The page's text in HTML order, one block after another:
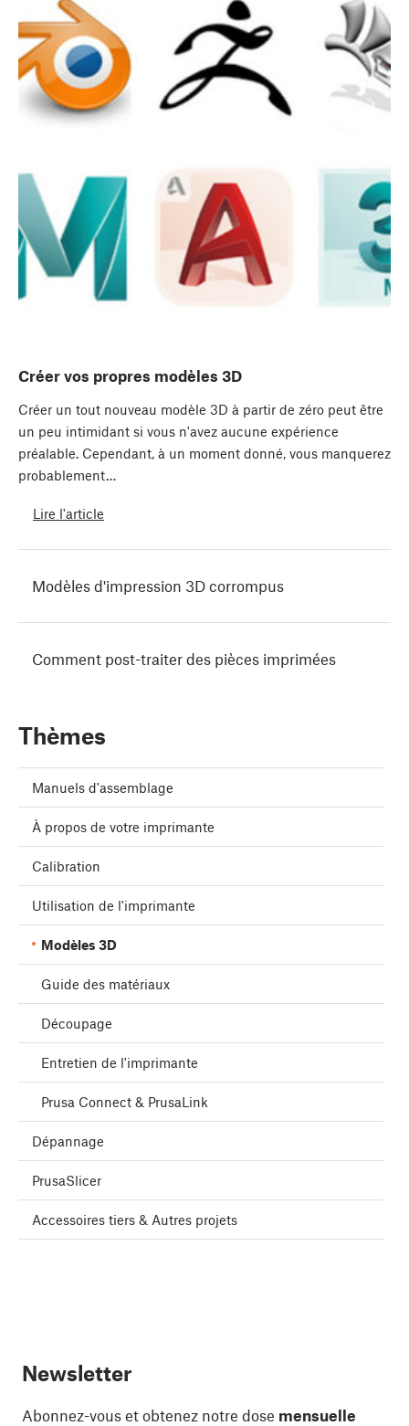
Créer vos propres modèles 3D
Créer un tout nouveau modèle 3D à partir de zéro peut être
un peu intimidant si vous n'avez aucune expérience
préalable. Cependant, à un moment donné, vous manquerez
probablement…
Lire l'article
Modèles d'impression 3D corrompus
Comment post-traiter des pièces imprimées
Thèmes
Manuels d'assemblage
À propos de votre imprimante
Calibration
Utilisation de l'imprimante
Modèles 3D
Guide des matériaux
Découpage
Entretien de l'imprimante
Prusa Connect & PrusaLink
Dépannage
PrusaSlicer
Accessoires tiers & Autres projets
Newsletter
Abonnez-vous et obtenez notre dose mensuelle